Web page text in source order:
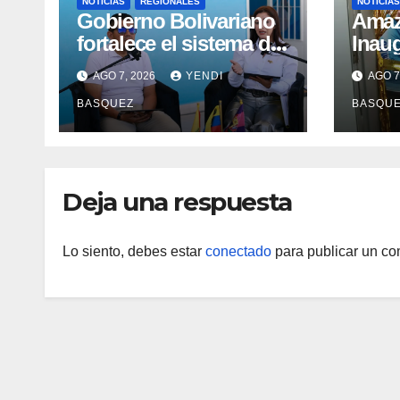
Gobierno Bolivariano
fortalece el sistema de
salud en Aragua con la
reinauguración del CDI
La Mora
AGO 7, 2026 YENDI
BASQUEZ
II AGO
Deja una respuesta
Lo siento, debes estar conectado para publicar un